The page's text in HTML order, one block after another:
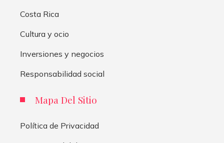
Costa Rica
Cultura y ocio
Inversiones y negocios
Responsabilidad social
Mapa Del Sitio
Política de Privacidad